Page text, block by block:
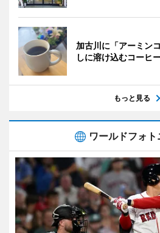
加古川に「アーミン
しに溶け込むコーヒ
もっと見る
ワールドフォト